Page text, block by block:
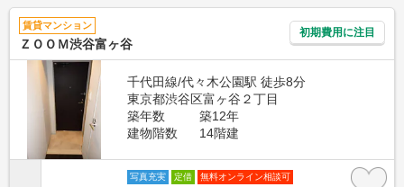
賃貸マンション
ＺＯＯＭ渋谷富ヶ谷
初期費用に注目
千代田線/代々木公園駅 徒歩8分
東京都渋谷区富ヶ谷２丁目
築年数
築12年
建物階数
14階建
写真充実 定借
無料オンライン相談可